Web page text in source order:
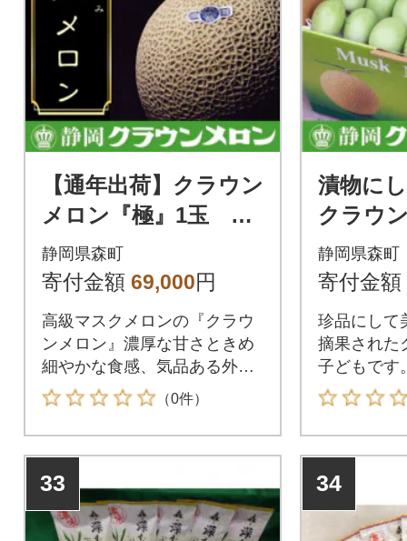
【通年出荷】クラウン
メロン『極』1玉
【桐箱入り】【森町S
F】
静岡県森町
寄付金額 69,000円
高級マスクメロンの『クラウ
ンメロン』濃厚な甘さときめ
細やかな食感、気品ある外観
をご堪能ください。
（0件）
漬物に
クラウ
「子メ
【森町
静岡県森町
寄付金額
珍品にして
摘果された
子どもです
お召し上
33 34